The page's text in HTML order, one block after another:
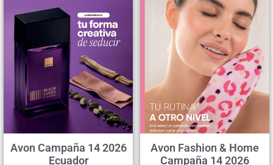
Avon Campaña 14 2026
Ecuador
Avon Fashion & Home
Campaña 14 2026